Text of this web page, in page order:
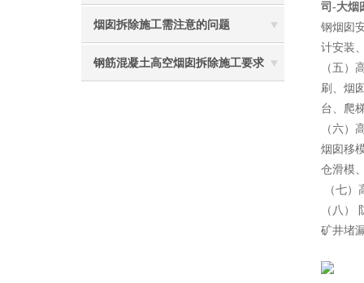
烟囱拆除施工需注意的问题
钢筋混凝土高空烟囱拆除施工要求
司-大烟
钢烟囱
计安装
（五）
刷、烟
台、爬
（六）
烟囱移
仓滑模
（七）
（八）
矿井堵